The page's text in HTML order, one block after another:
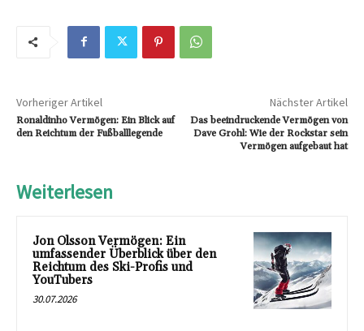
Vorheriger Artikel
Ronaldinho Vermögen: Ein Blick auf
den Reichtum der Fußballlegende
Nächster Artikel
Das beeindruckende Vermögen von
Dave Grohl: Wie der Rockstar sein
Vermögen aufgebaut hat
Weiterlesen
Jon Olsson Vermögen: Ein
umfassender Überblick über den
Reichtum des Ski-Profis und
YouTubers
30.07.2026